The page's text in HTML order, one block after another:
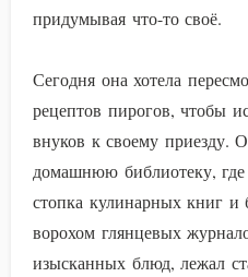
придумывая что-то своё.
Сегодня она хотела
рецептов пирогов, чтобы
внуков к своему приезду.
домашнюю библиотеку,
стопка кулинарных книг и
ворохом глянцевых
изысканных блюд, лежал